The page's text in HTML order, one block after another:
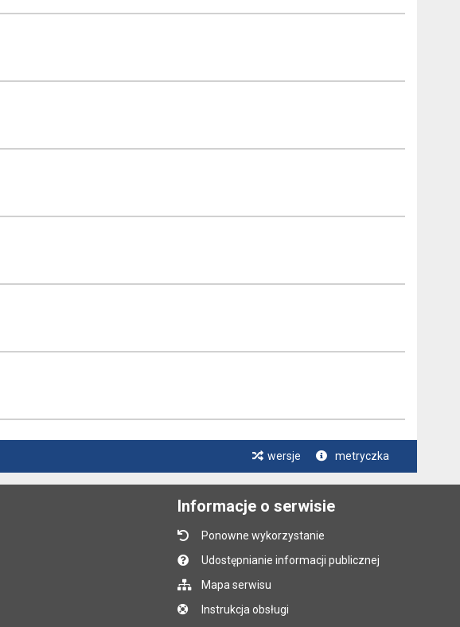
wersje metryczka
Informacje o serwisie
Ponowne wykorzystanie
Udostępnianie informacji publicznej
Mapa serwisu
Instrukcja obsługi